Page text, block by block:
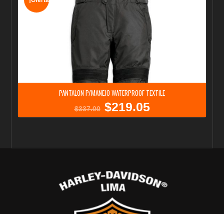
PANTALON P/MANEJO WATERPROOF TEXTILE
$337.00
El
$219.05El